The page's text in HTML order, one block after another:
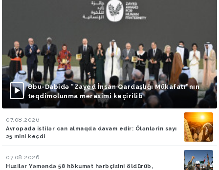
Əbu-Dabidə “Zayed İnsan Qardaşlığı Mükafatı”nın
təqdimolunma mərasimi keçirilib
07.08.2026
Avropada istilər can almaqda davam edir: Ölənlərin sayı
25 mini keçdi
07.08.2026
Husilər Yəməndə 58 hökumət hərbçisini öldürüb,